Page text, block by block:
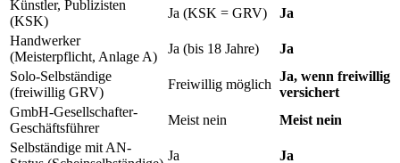
Künstler, Publizisten
(KSK)
Ja (KSK = GRV)
Ja
Handwerker
(Meisterpflicht, Anlage A)
Ja (bis 18 Jahre)
Ja
Solo-Selbständige
(freiwillig GRV)
Freiwillig möglich
Ja, wenn freiwillig
versichert
GmbH-Gesellschafter-
Geschäftsführer
Meist nein
Meist nein
Selbständige mit AN-
Ja
Ja